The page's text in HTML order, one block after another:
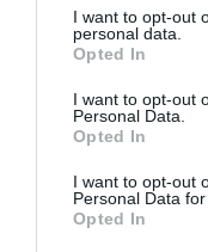
I want to opt-out
personal data.
Opted In
I want to opt-out
Personal Data.
Opted In
I want to opt-out
Personal Data
Opted In